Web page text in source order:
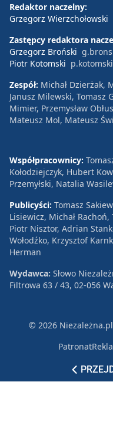
Redaktor naczelny:
Grzegorz Wierzchołowski
Zastępcy redaktora
Grzegorz Broński
Piotr Kotomski
Zespół: Michał Dzierżak,
Janusz Milewski, Tomasz
Mimier, Przemysław
Mateusz Mol, Mateusz
Współpracownicy:
Kołodziejczyk, Hubert
Przemyłski, Natalia
Publicyści: Tomasz
Lisiewicz, Michał Rachoń,
Piotr Nisztor, Adrian
Wołodźko, Krzysztof
Herman
Wydawca: Słowo
Filtrowa 63 / 43, 02-056
© 2026
Patronat